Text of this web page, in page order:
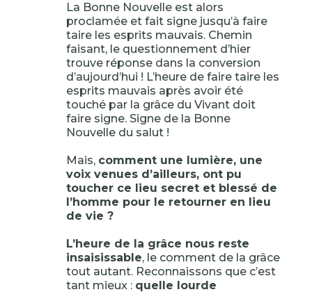
La Bonne Nouvelle est alors
proclamée et fait signe jusqu’à faire
taire les esprits mauvais. Chemin
faisant, le questionnement d’hier
trouve réponse dans la conversion
d’aujourd’hui ! L’heure de faire taire les
esprits mauvais après avoir été
touché par la grâce du Vivant doit
faire signe. Signe de la Bonne
Nouvelle du salut !
Mais, comment une lumière, une
voix venues d’ailleurs, ont pu
toucher ce lieu secret et blessé de
l’homme pour le retourner en lieu
de vie ?
L’heure de la grâce nous reste
insaisissable, le comment de la grâce
tout autant. Reconnaissons que c’est
tant mieux : quelle lourde